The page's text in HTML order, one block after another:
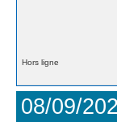
Hors ligne
08/09/